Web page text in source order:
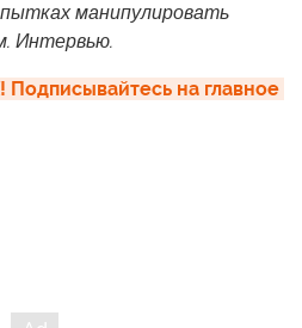
манипулировать
Интервью.
на главное